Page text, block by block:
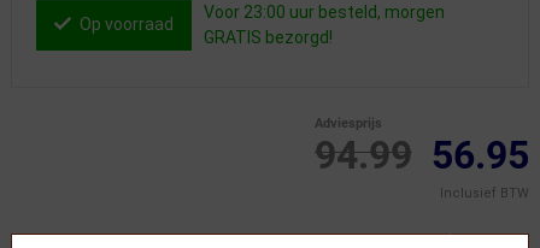
Op voorraad
Voor 23:00 uur besteld, morgen
GRATIS bezorgd!
94.99
Adviesprijs
56.95
Inclusief BTW